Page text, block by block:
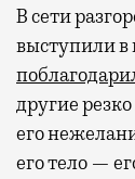
В сети
выступили в
другие
его
его тело —